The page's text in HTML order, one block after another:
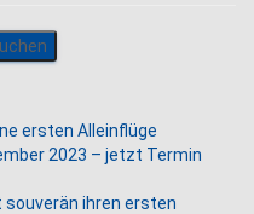
ersten Alleinflüge
2023 – jetzt Termin
souverän ihren ersten